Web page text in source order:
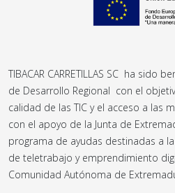
TIBACAR CARRETILLAS SC ha sido
de Desarrollo Regional con el
calidad de las TIC y el acceso a las
con el apoyo de la Junta de
programa de ayudas destinadas a
de teletrabajo y emprendimiento
Comunidad Autónoma de